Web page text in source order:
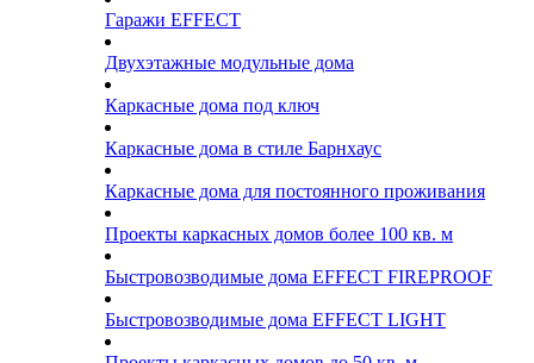
Гаражи EFFECT
Двухэтажные модульные дома
Каркасные дома под ключ
Каркасные дома в стиле Барнхаус
Каркасные дома для постоянного проживания
Проекты каркасных домов более 100 кв. м
Быстровозводимые дома EFFECT FIREPROOF
Быстровозводимые дома EFFECT LIGHT